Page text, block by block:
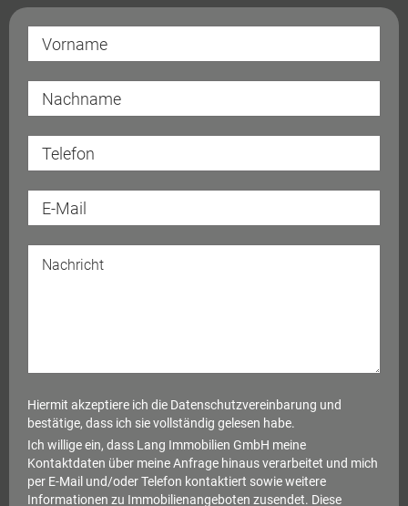
Hiermit akzeptiere ich die Datenschutzvereinbarung und
bestätige, dass ich sie vollständig gelesen habe.
Ich willige ein, dass Lang Immobilien GmbH meine
Kontaktdaten über meine Anfrage hinaus verarbeitet und mich
per E-Mail und/oder Telefon kontaktiert sowie weitere
Informationen zu Immobilienangeboten zusendet. Diese